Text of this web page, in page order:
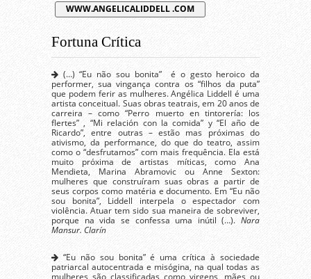
WWW.ANGELICALIDDELL .COM
Fortuna Crítica
(…) “Eu não sou bonita” é o gesto heroico da
performer, sua vingança contra os “filhos da puta”
que podem ferir as mulheres. Angélica Liddell é uma
artista conceitual. Suas obras teatrais, em 20 anos de
carreira – como “Perro muerto en tintorería: los
flertes” , “Mi relación con la comida” y “El año de
Ricardo”, entre outras – estão mas próximas do
ativismo, da performance, do que do teatro, assim
como o “desfrutamos” com mais frequência. Ela está
muito próxima de artistas míticas, como Ana
Mendieta, Marina Abramovic ou Anne Sexton:
mulheres que construíram suas obras a partir de
seus corpos como matéria e documento. Em “Eu não
sou bonita”, Liddell interpela o espectador com
violência. Atuar tem sido sua maneira de sobreviver,
porque na vida se confessa uma inútil (…). Nara
Mansur. Clarín
“Eu não sou bonita” é uma crítica à sociedade
patriarcal autocentrada e misógina, na qual todas as
mulheres são classificadas como virgens, mães ou